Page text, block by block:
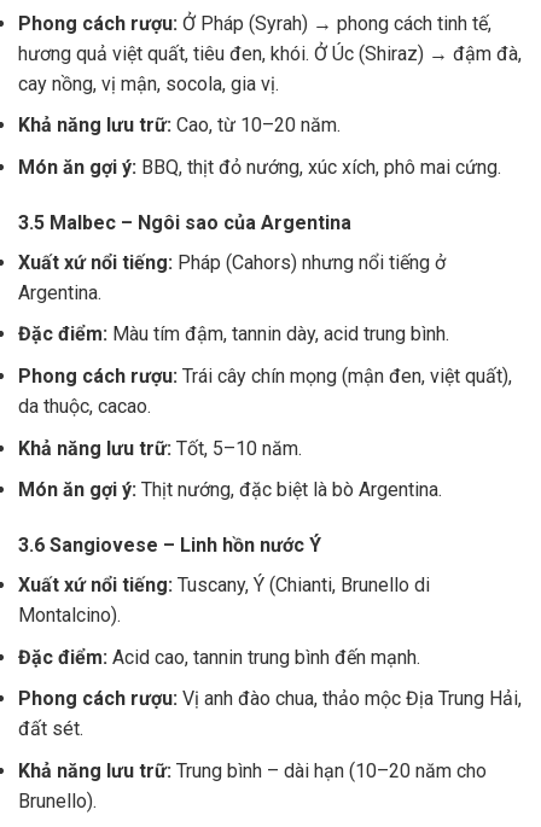
Phong cách rượu: Ở Pháp (Syrah) → phong cách tinh tế,
hương quả việt quất, tiêu đen, khói. Ở Úc (Shiraz) → đậm đà,
cay nồng, vị mận, socola, gia vị.
Khả năng lưu trữ: Cao, từ 10–20 năm.
Món ăn gợi ý: BBQ, thịt đỏ nướng, xúc xích, phô mai cứng.
3.5 Malbec – Ngôi sao của Argentina
Xuất xứ nổi tiếng: Pháp (Cahors) nhưng nổi tiếng ở
Argentina.
Đặc điểm: Màu tím đậm, tannin dày, acid trung bình.
Phong cách rượu: Trái cây chín mọng (mận đen, việt quất),
da thuộc, cacao.
Khả năng lưu trữ: Tốt, 5–10 năm.
Món ăn gợi ý: Thịt nướng, đặc biệt là bò Argentina.
3.6 Sangiovese – Linh hồn nước Ý
Xuất xứ nổi tiếng: Tuscany, Ý (Chianti, Brunello di
Montalcino).
Đặc điểm: Acid cao, tannin trung bình đến mạnh.
Phong cách rượu: Vị anh đào chua, thảo mộc Địa Trung Hải,
đất sét.
Khả năng lưu trữ: Trung bình – dài hạn (10–20 năm cho
Brunello).